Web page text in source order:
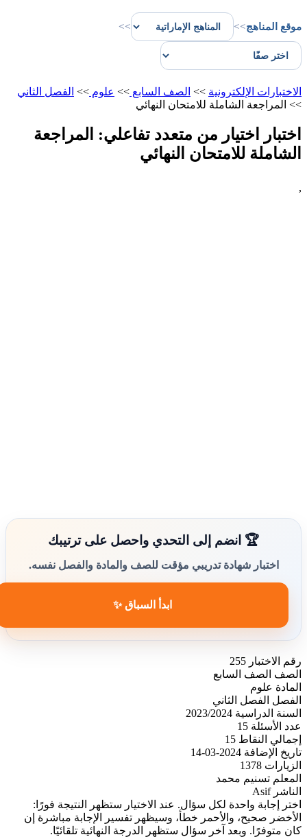
موقع المناهج>>
>>
الاختبارات الإلكترونية >> الصف السابع >> علوم >> الفصل الثاني
>> المراجعة الشاملة للامتحان النهائي
اختبار اختيار من متعدد تفاعلي: المراجعة
الشاملة للامتحان النهائي
🏆 انضم إلى التحدي واحصل على ترتيبك
اختبار شهادة تدريبي مؤقت للصف والمادة والفصل نفسه.
ابدأ السباق ✨
رقم الاختبار 255
الصف
الصف السابع
المادة
علوم
الفصل
الفصل الثاني
السنة الدراسية 2023/2024
عدد الأسئلة 15
إجمالي النقاط 15
تاريخ الإضافة 2024-03-14
الزيارات 1378
المعلم تسنيم محمد
الناشر Asif
اختر إجابة واحدة لكل سؤال. عند الاختيار ستظهر النتيجة فورًا:
الأخضر صحيح، والأحمر خطأ، وسيظهر تفسير الإجابة مباشرة إن
كان متوفرًا. وبعد آخر سؤال ستظهر الدرجة النهائية تلقائيًا.